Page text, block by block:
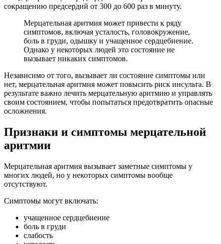
сокращению предсердий от 300 до 600 раз в минуту.
Мерцательная аритмия может привести к ряду
симптомов, включая усталость, головокружение,
боль в груди, одышку и учащенное сердцебиение.
Однако у некоторых людей это состояние не
вызывает никаких симптомов.
Независимо от того, вызывает ли состояние симптомы или
нет, мерцательная аритмия может повысить риск инсульта. В
результате важно лечить мерцательную аритмию и управлять
своим состоянием, чтобы попытаться предотвратить опасные
осложнения.
Признаки и симптомы мерцательной
аритмии
Мерцательная аритмия вызывает заметные симптомы у
многих людей, но у некоторых симптомы вообще
отсутствуют.
Симптомы могут включать:
учащенное сердцебиение
боль в груди
слабость